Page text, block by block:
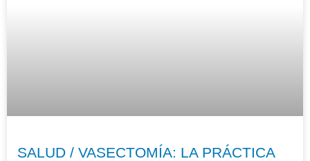
SALUD / VASECTOMÍA: LA PRÁCTICA